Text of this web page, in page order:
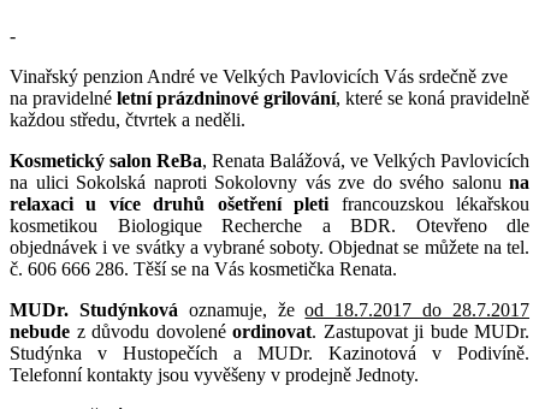
-
Vinařský penzion André ve Velkých Pavlovicích Vás srdečně zve
na pravidelné letní prázdninové grilování, které se koná pravidelně
každou středu, čtvrtek a neděli.
Kosmetický salon ReBa, Renata Balážová, ve Velkých Pavlovicích
na ulici Sokolská naproti Sokolovny vás zve do svého salonu na
relaxaci u více druhů ošetření pleti francouzskou lékařskou
kosmetikou Biologique Recherche a BDR. Otevřeno dle
objednávek i ve svátky a vybrané soboty. Objednat se můžete na tel.
č. 606 666 286. Těší se na Vás kosmetička Renata.
MUDr. Studýnková oznamuje, žeod 18.7.2017 do 28.7.2017
nebude z důvodu dovolené ordinovat. Zastupovat ji bude MUDr.
Studýnka v Hustopečích a MUDr. Kazinotová v Podivíně.
Telefonní kontakty jsou vyvěšeny v prodejně Jednoty.